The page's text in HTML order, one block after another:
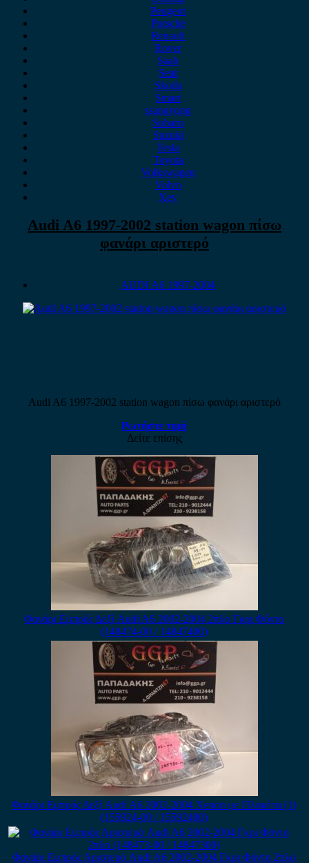
Peugeot
Porsche
Renault
Rover
Saab
Seat
Skoda
Smart
ssangyong
Subaru
Suzuki
Tesla
Toyota
Volkswagen
Volvo
Xev
Audi A6 1997-2002 station wagon πίσω
φανάρι αριστερό
AUDI A6 1997-2004
Audi A6 1997-2002 station wagon πίσω φανάρι αριστερό
Ρωτήστε τιμή
Δείτε επίσης
Φανάρι Εμπρός Δεξί Audi A6 2002-2004 2πλο Γκρι Φόντο
(148474-00 / 14847400)
Φανάρι Εμπρός Δεξί Audi A6 2002-2004 Xenon με Πλακέτα (1)
(155924-00 / 15592400)
Φανάρι Εμπρός Αριστερό Audi A6 2002-2004 Γκρι Φόντο 2πλο